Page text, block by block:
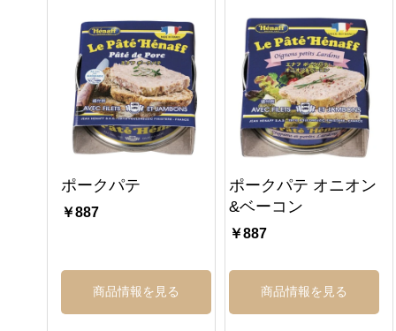
ポークパテ
￥887
商品情報を見る
ポークパテ オニオン
&ベーコン
￥887
商品情報を見る